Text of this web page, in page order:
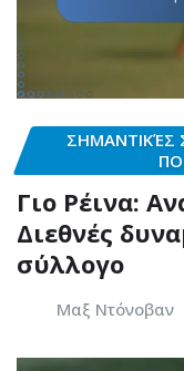
ΣΗΜΑΝΤΙΚΈΣ
Γιο Ρέινα:
Διεθνές
σύλλογο
Μαξ Ντόνοβαν